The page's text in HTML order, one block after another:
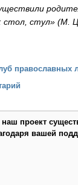
стол, стул» (М.
православных
проект
вашей